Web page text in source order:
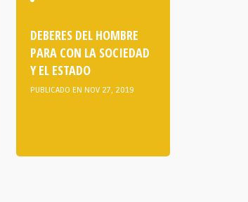
DEBERES DEL HOMBRE
PARA CON LA SOCIEDAD
Y EL ESTADO
PUBLICADO EN NOV 27, 2019